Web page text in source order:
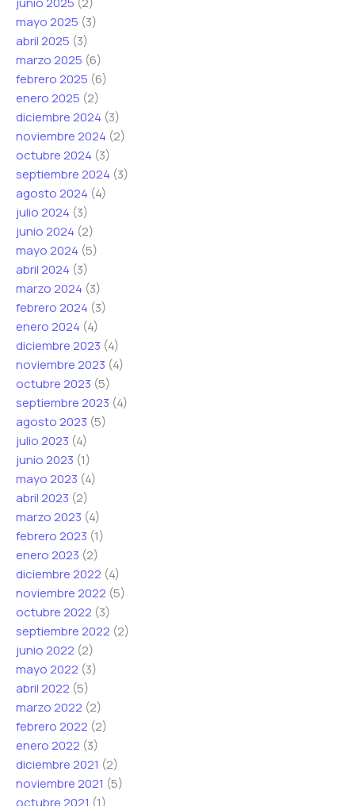
mayo 2025 (3)
abril 2025 (3)
marzo 2025 (6)
febrero 2025 (6)
enero 2025 (2)
diciembre 2024 (3)
noviembre 2024 (2)
octubre 2024 (3)
septiembre 2024 (3)
agosto 2024 (4)
julio 2024 (3)
junio 2024 (2)
mayo 2024 (5)
abril 2024 (3)
marzo 2024 (3)
febrero 2024 (3)
enero 2024 (4)
diciembre 2023 (4)
noviembre 2023 (4)
octubre 2023 (5)
septiembre 2023 (4)
agosto 2023 (5)
julio 2023 (4)
junio 2023 (1)
mayo 2023 (4)
abril 2023 (2)
marzo 2023 (4)
febrero 2023 (1)
enero 2023 (2)
diciembre 2022 (4)
noviembre 2022 (5)
octubre 2022 (3)
septiembre 2022 (2)
junio 2022 (2)
mayo 2022 (3)
abril 2022 (5)
marzo 2022 (2)
febrero 2022 (2)
enero 2022 (3)
diciembre 2021 (2)
noviembre 2021 (5)
octubre 2021 (1)